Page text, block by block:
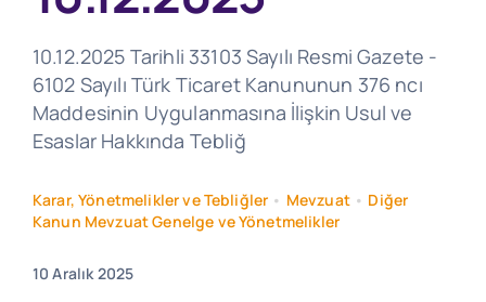
10.12.2025 Tarihli 33103 Sayılı Resmi Gazete -
6102 Sayılı Türk Ticaret Kanununun 376 ncı
Maddesinin Uygulanmasına İlişkin Usul ve
Esaslar Hakkında Tebliğ
Karar, Yönetmelikler ve Tebliğler • Mevzuat• Diğer
Kanun Mevzuat Genelge ve Yönetmelikler
10 Aralık 2025